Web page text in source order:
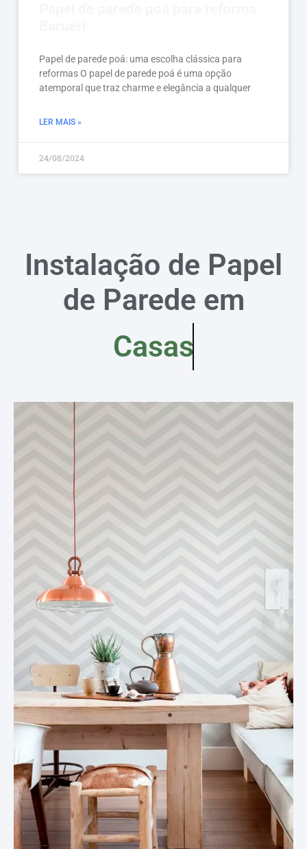
Papel de parede poá: uma escolha clássica para
reformas O papel de parede poá é uma opção
atemporal que traz charme e elegância a qualquer
LER MAIS »
24/08/2024
Instalação de Papel
de Parede em
Casas